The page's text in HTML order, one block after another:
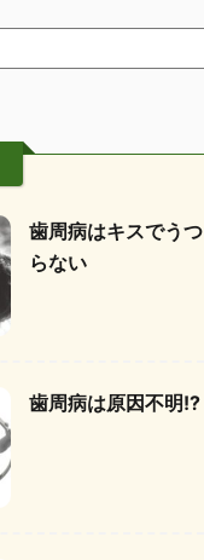
歯周病はキスでうつ
らない
歯周病は原因不明!?